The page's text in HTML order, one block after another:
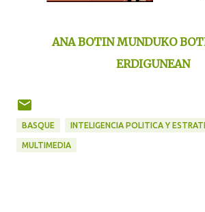
ANA BOTIN MUNDUKO
ERDIGUNEAN
BASQUE INTELIGENCIA POLITICA Y
MULTIMEDIA